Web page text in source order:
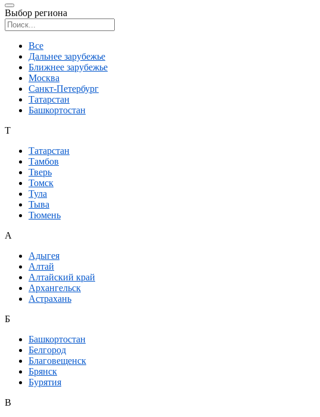
Выбор региона
Все
Дальнее зарубежье
Ближнее зарубежье
Москва
Санкт-Петербург
Татарстан
Башкортостан
Т
Татарстан
Тамбов
Тверь
Томск
Тула
Тыва
Тюмень
А
Адыгея
Алтай
Алтайский край
Архангельск
Астрахань
Б
Башкортостан
Белгород
Благовещенск
Брянск
Бурятия
В